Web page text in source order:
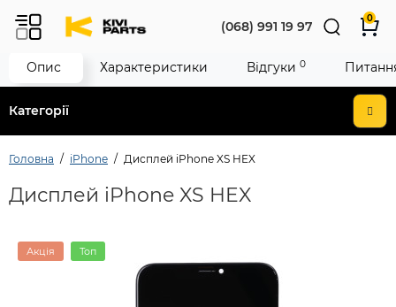
Категорії
(068) 991 19 97
0
Головна iPhone Дисплей iPhone XS HEX
Дисплей iPhone XS HEX
Акція Топ
Опис Характеристики Відгуки 0